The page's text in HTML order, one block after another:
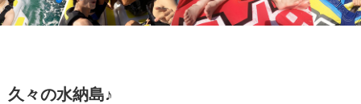
久々の水納島♪